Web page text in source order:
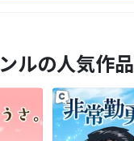
ルの人気作品